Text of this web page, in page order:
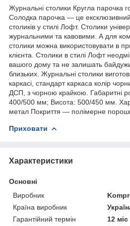
Журнальні столики Кругла парочка
Солодка парочка — це
столиків у стилі Лофт. Столики
журнальними та кавовими. А для
столики можна використовувати в
клієнта. Столики в стилі Лофт
вашого дому та не залишать
близьких. Журнальні столики
каркасі, стандарт каркаса колір
ДСП, з чорною крайкою. Габаритні
400/500 мм; Висота: 500/450 мм.
метал Покриття — полімерне
Приховати
Характеристики
Основні
Виробник
Країна виробник
Гарантійний термін
12 міс